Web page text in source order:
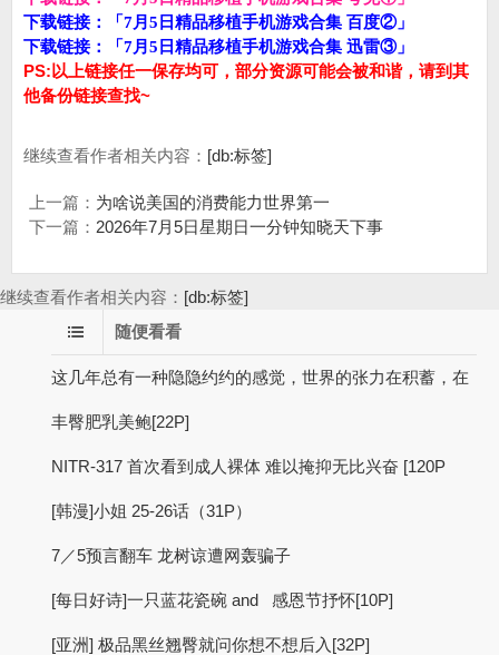
下载链接：「7月5日精品移植手机游戏合集 百度②」
下载链接：「7月5日精品移植手机游戏合集 迅雷③」
PS:以上链接任一保存均可，部分资源可能会被和谐，请到其
他备份链接查找~
继续查看作者相关内容： [db:标签]
上一篇： 为啥说美国的消费能力世界第一
下一篇： 2026年7月5日星期日一分钟知晓天下事
继续查看作者相关内容： [db:标签]
随便看看
这几年总有一种隐隐约约的感觉，世界的张力在积蓄​，在
丰臀肥乳美鲍[22P]
NITR-317 首次看到成人裸体 难以掩抑无比兴奋 [120P
[韩漫]小姐 25-26话（31P）
7／5预言翻车 龙树谅遭网轰骗子
[每日好诗]一只蓝花瓷碗 and 感恩节抒怀[10P]
[亚洲] 极品黑丝翘臀就问你想不想后入[32P]